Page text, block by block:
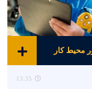
کار
13:35